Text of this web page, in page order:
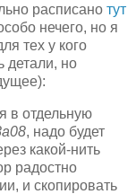
расписано тут
нечего, но я
тех у кого
детали, но
в отдельную
, надо будет
какой-нить
радостно
и скопировать